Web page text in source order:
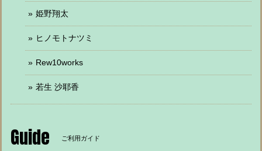
姫野翔太
ヒノモトナツミ
Rew10works
若生 沙耶香
Guide ご利用ガイド